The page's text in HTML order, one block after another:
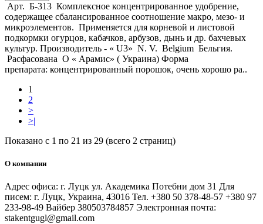
Арт. Б-313 Комплексное концентрированное удобрение,
содержащее сбалансированное соотношение макро, мезо- и
микроэлементов. Применяется для корневой и листовой
подкормки огурцов, кабачков, арбузов, дынь и др. бахчевых
культур. Производитель - « U3» N. V. Belgium Бельгия.
Расфасована О « Арамис» ( Украина) Форма
препарата: концентрированный порошок, очень хорошо ра..
1
2
>
>|
Показано с 1 по 21 из 29 (всего 2 страниц)
О компании
Адрес офиса: г. Луцк ул. Академика Потебни дом 31 Для
писем: г. Луцк, Украина, 43016 Тел. +380 50 378-48-57 +380 97
233-98-49 Вайбер 380503784857 Электронная почта:
stakentgugl@gmail.com